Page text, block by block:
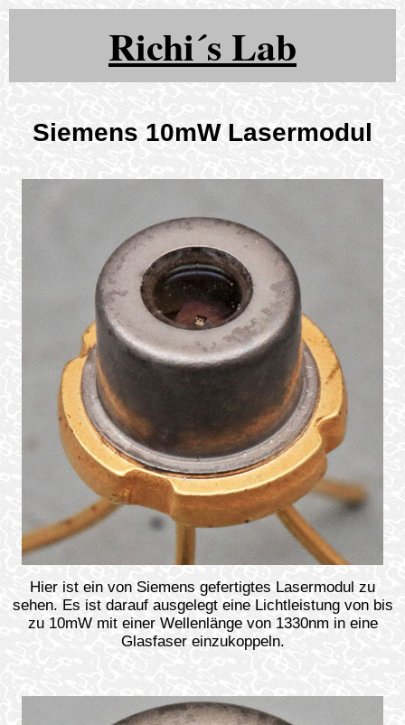
Richi´s Lab
Siemens 10mW Lasermodul
Hier ist ein von Siemens gefertigtes Lasermodul zu
sehen. Es ist darauf ausgelegt eine Lichtleistung von bis
zu 10mW mit einer Wellenlänge von 1330nm in eine
Glasfaser einzukoppeln.